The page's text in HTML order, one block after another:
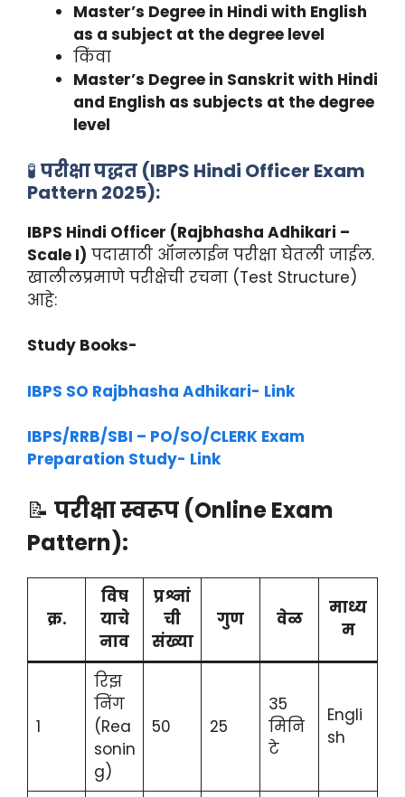
Master’s Degree in Hindi with English
as a subject at the degree level
किंवा
Master’s Degree in Sanskrit with Hindi
and English as subjects at the degree
level
🧪 परीक्षा पद्धत (IBPS Hindi Officer Exam
Pattern 2025):
IBPS Hindi Officer (Rajbhasha Adhikari –
Scale I) पदासाठी ऑनलाईन परीक्षा घेतली जाईल.
खालीलप्रमाणे परीक्षेची रचना (Test Structure)
आहे:
Study Books-
IBPS SO Rajbhasha Adhikari- Link
IBPS/RRB/SBI – PO/SO/CLERK Exam
Preparation Study- Link
📝 परीक्षा स्वरूप (Online Exam
Pattern):
क्र.
विष
याचे
नाव
प्रश्नां
ची
संख्या
गुण वेळ
माध्य
म
1
रिझ
निंग
(Rea
sonin
g)
50 25
35
मिनि
टे
Engli
sh